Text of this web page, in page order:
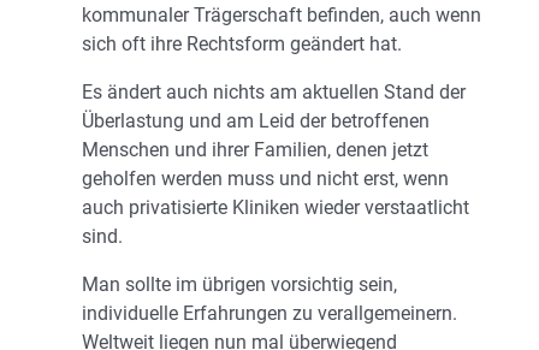
kommunaler Trägerschaft befinden, auch wenn
sich oft ihre Rechtsform geändert hat.
Es ändert auch nichts am aktuellen Stand der
Überlastung und am Leid der betroffenen
Menschen und ihrer Familien, denen jetzt
geholfen werden muss und nicht erst, wenn
auch privatisierte Kliniken wieder verstaatlicht
sind.
Man sollte im übrigen vorsichtig sein,
individuelle Erfahrungen zu verallgemeinern.
Weltweit liegen nun mal überwiegend